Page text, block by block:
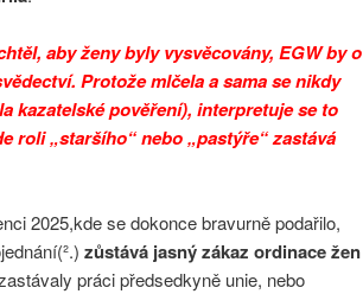
aby ženy byly vysvěcovány, EGW by o
Protože mlčela a sama se nikdy
kazatelské pověření), interpretuje se to
roli „staršího“ nebo „pastýře“ zastává
2025,kde se dokonce bravurně podařilo,
zůstává jasný zákaz ordinace žen
práci předsedkyně unie, nebo